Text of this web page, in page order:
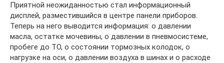
Приятной неожиданностью стал информационный
дисплей, разместившийся в центре панели приборов.
Теперь на него выводится информация: о давлении
масла, остатке мочевины, о давлении в пневмосистеме,
пробеге до ТО, о состоянии тормозных колодок, о
нагрузке на оси, о давлении воздуха в шинах и о расходе